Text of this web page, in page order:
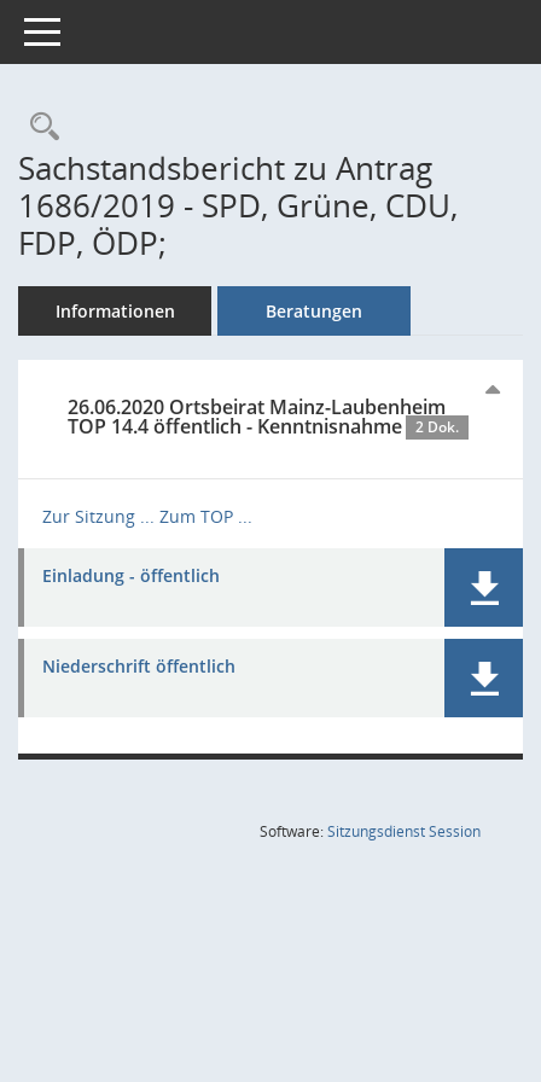
Toggle navigation
Rechercheauswahl
Sachstandsbericht zu Antrag
1686/2019 - SPD, Grüne, CDU,
FDP, ÖDP;
Informationen Beratungen
26.06.2020 Ortsbeirat Mainz-Laubenheim
TOP 14.4 öffentlich - Kenntnisnahme 2 Dok.
Zur Sitzung ... Zum TOP ...
Einladung - öffentlich
Niederschrift öffentlich
Software:SitzungsdienstSession(Wird in